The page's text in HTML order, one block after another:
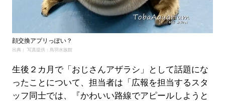
顔交換アプリっぽい？
出典： 写真提供：鳥羽水族館
生後２カ月で「おじさんアザラシ」として話題にな
ったことについて、担当者は「広報を担当するスタ
ッフ同士では、『かわいい路線でアピールしようと